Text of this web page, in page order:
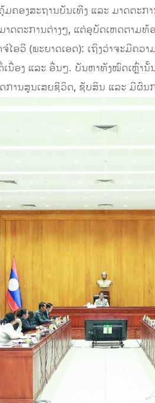
ຄອງສະຖານບັນເທີງ ແລະ ມາດຕະ
ຕະການຕ່າງໆ, ແຕ່ອຸບັດເຫດຕາມທ້
ໄອວີ (ພະຍາດເອດ): ເຖິງວ່າຈະມີຄ
ເນື່ອງ ແລະ ອື່ນໆ. ບັນຫາທັງໝົດເຫຼົ່
ການສູນເສຍຊີວິດ, ຊັບສິນ ແລະ ມີຜົ